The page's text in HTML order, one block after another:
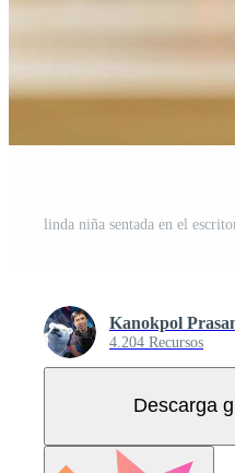
Kanokpol
4.204 Recursos
Descarga